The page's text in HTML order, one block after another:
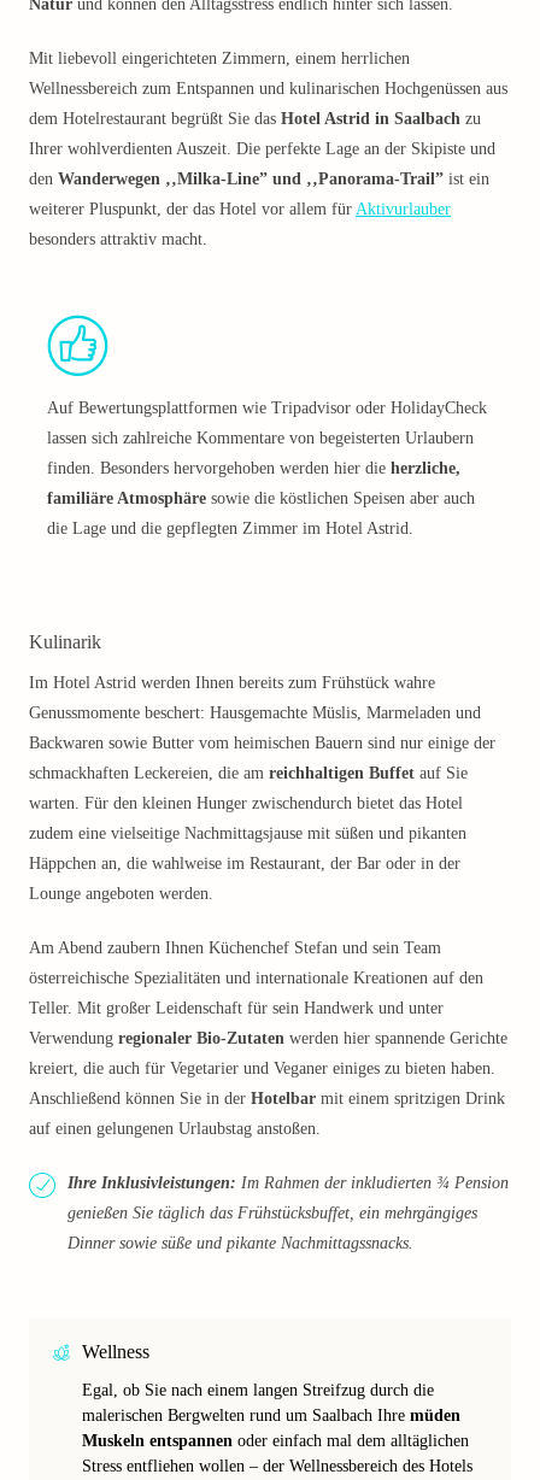
Natur und können den Alltagsstress endlich hinter sich lassen.
Mit liebevoll eingerichteten Zimmern, einem herrlichen
Wellnessbereich zum Entspannen und kulinarischen Hochgenüssen aus
dem Hotelrestaurant begrüßt Sie das Hotel Astrid in Saalbach zu
Ihrer wohlverdienten Auszeit. Die perfekte Lage an der Skipiste und
den Wanderwegen ‚‚Milka-Line” und ‚‚Panorama-Trail” ist ein
weiterer Pluspunkt, der das Hotel vor allem für Aktivurlauber
besonders attraktiv macht.
Auf Bewertungsplattformen wie Tripadvisor oder HolidayCheck
lassen sich zahlreiche Kommentare von begeisterten Urlaubern
finden. Besonders hervorgehoben werden hier die herzliche,
familiäre Atmosphäre sowie die köstlichen Speisen aber auch
die Lage und die gepflegten Zimmer im Hotel Astrid.
Kulinarik
Im Hotel Astrid werden Ihnen bereits zum Frühstück wahre
Genussmomente beschert: Hausgemachte Müslis, Marmeladen und
Backwaren sowie Butter vom heimischen Bauern sind nur einige der
schmackhaften Leckereien, die am reichhaltigen Buffet auf Sie
warten. Für den kleinen Hunger zwischendurch bietet das Hotel
zudem eine vielseitige Nachmittagsjause mit süßen und pikanten
Häppchen an, die wahlweise im Restaurant, der Bar oder in der
Lounge angeboten werden.
Am Abend zaubern Ihnen Küchenchef Stefan und sein Team
österreichische Spezialitäten und internationale Kreationen auf den
Teller. Mit großer Leidenschaft für sein Handwerk und unter
Verwendung regionaler Bio-Zutaten werden hier spannende Gerichte
kreiert, die auch für Vegetarier und Veganer einiges zu bieten haben.
Anschließend können Sie in der Hotelbar mit einem spritzigen Drink
auf einen gelungenen Urlaubstag anstoßen.
Ihre Inklusivleistungen: Im Rahmen der inkludierten ¾ Pension
genießen Sie täglich das Frühstücksbuffet, ein mehrgängiges
Dinner sowie süße und pikante Nachmittagssnacks.
Wellness
Egal, ob Sie nach einem langen Streifzug durch die
malerischen Bergwelten rund um Saalbach Ihre müden
Muskeln entspannen oder einfach mal dem alltäglichen
Stress entfliehen wollen – der Wellnessbereich des Hotels